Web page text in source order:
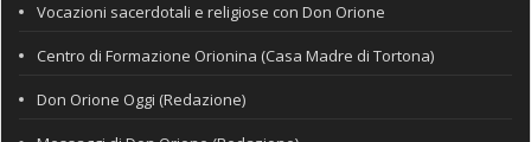
Vocazioni sacerdotali e religiose con Don Orione
Centro di Formazione Orionina (Casa Madre di Tortona)
Don Orione Oggi (Redazione)